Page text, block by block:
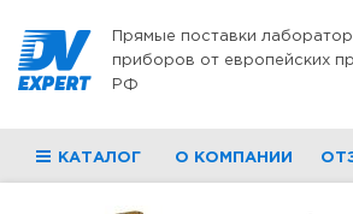
Прямые поставки
приборов от европейских
РФ
КАТАЛОГ О КОМПАНИИ